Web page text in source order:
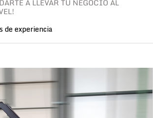
A LLEVAR TU NEGOCIO AL
de experiencia